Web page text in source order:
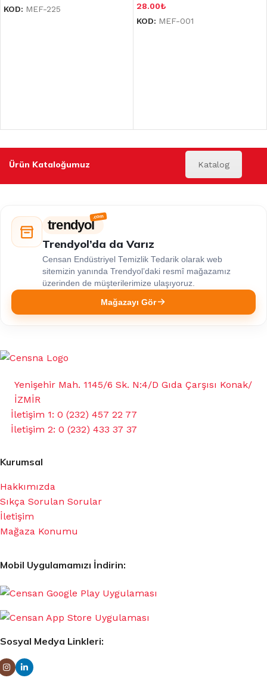
KOD: MEF-225 28.00₺
KOD: MEF-001
Ürün Kataloğumuz Katalog
trendyol
Trendyol’da da Varız
Censan Endüstriyel Temizlik Tedarik olarak web
sitemizin yanında Trendyol’daki resmî mağazamız
üzerinden de müşterilerimize ulaşıyoruz.
Mağazayı Gör
Yenişehir Mah. 1145/6 Sk. N:4/D Gıda Çarşısı Konak/
İZMİR
İletişim 1: 0 (232) 457 22 77
İletişim 2: 0 (232) 433 37 37
Kurumsal
Hakkımızda
Sıkça Sorulan Sorular
İletişim
Mağaza Konumu
Mobil Uygulamamızı İndirin:
Sosyal Medya Linkleri: